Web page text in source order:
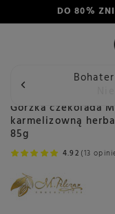
DO 80%
Wstecz Konesso
Gorzka czekolada
karmelizowną
85g
4.92 (13